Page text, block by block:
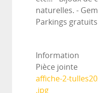
naturelles. -
Parkings gratuits
Information
Pièce jointe
affiche-2-
.jpg